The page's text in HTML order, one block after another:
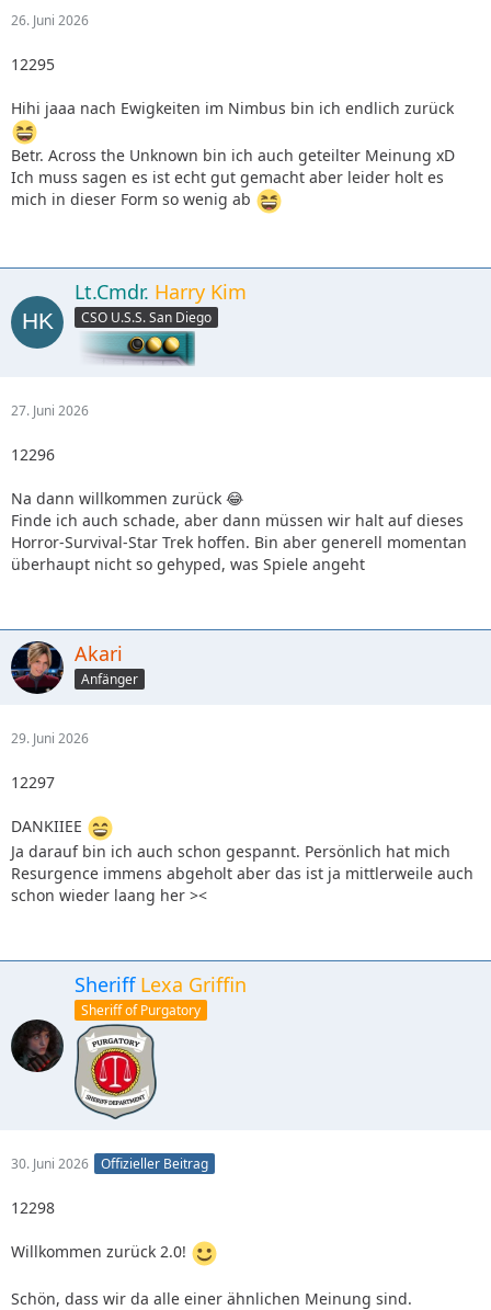
26. Juni 2026
12295
Hihi jaaa nach Ewigkeiten im Nimbus bin ich endlich zurück
Betr. Across the Unknown bin ich auch geteilter Meinung xD
Ich muss sagen es ist echt gut gemacht aber leider holt es
mich in dieser Form so wenig ab
Lt.Cmdr. Harry Kim
CSO U.S.S. San Diego
27. Juni 2026
12296
Na dann willkommen zurück 😂
Finde ich auch schade, aber dann müssen wir halt auf dieses
Horror-Survival-Star Trek hoffen. Bin aber generell momentan
überhaupt nicht so gehyped, was Spiele angeht
Akari
Anfänger
29. Juni 2026
12297
DANKIIEE
Ja darauf bin ich auch schon gespannt. Persönlich hat mich
Resurgence immens abgeholt aber das ist ja mittlerweile auch
schon wieder laang her ><
Sheriff Lexa Griffin
Sheriff of Purgatory
30. Juni 2026 Offizieller Beitrag
12298
Willkommen zurück 2.0!
Schön, dass wir da alle einer ähnlichen Meinung sind.